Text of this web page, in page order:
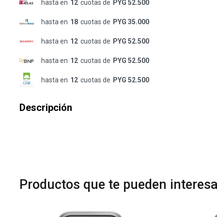
hasta en 12 cuotas de PYG 52.500
hasta en 18 cuotas de PYG 35.000
hasta en 12 cuotas de PYG 52.500
hasta en 12 cuotas de PYG 52.500
hasta en 12 cuotas de PYG 52.500
Descripción
Productos que te pueden